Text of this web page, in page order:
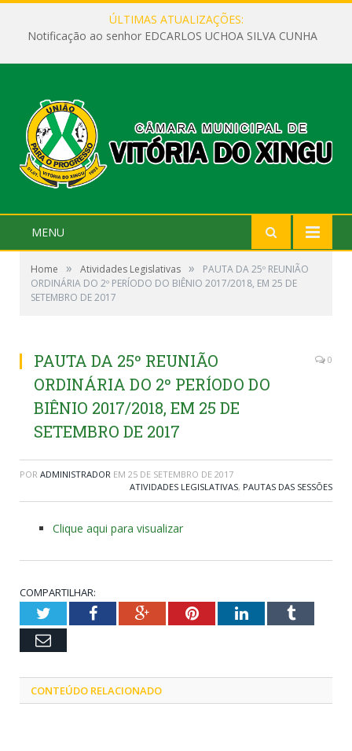
ÚLTIMAS ATUALIZAÇÕES:
Notificação ao senhor EDCARLOS UCHOA SILVA CUNHA
MENU
Home » Atividades Legislativas »
PAUTA DA 25º REUNIÃO
ORDINÁRIA DO 2º PERÍODO DO BIÊNIO 2017/2018, EM 25 DE
SETEMBRO DE 2017
PAUTA DA 25º REUNIÃO
ORDINÁRIA DO 2º PERÍODO DO
BIÊNIO 2017/2018, EM 25 DE
SETEMBRO DE 2017
0
POR ADMINISTRADOR EM 25 DE SETEMBRO DE 2017
ATIVIDADES LEGISLATIVAS, PAUTAS DAS SESSÕES
Clique aqui para visualizar
COMPARTILHAR:
TwitterFacebookGoogle+PinterestLinkedInTumblr
Email
CONTEÚDO RELACIONADO